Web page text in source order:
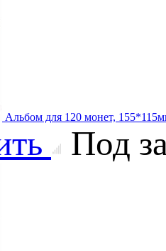
Альбом для 120 монет,
Под